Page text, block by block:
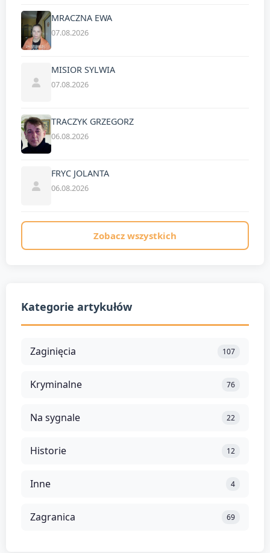
MRACZNA EWA
07.08.2026
MISIOR SYLWIA
07.08.2026
TRACZYK GRZEGORZ
06.08.2026
FRYC JOLANTA
06.08.2026
Zobacz wszystkich
Kategorie artykułów
Zaginięcia 107
Kryminalne 76
Na sygnale 22
Historie 12
Inne 4
Zagranica 69